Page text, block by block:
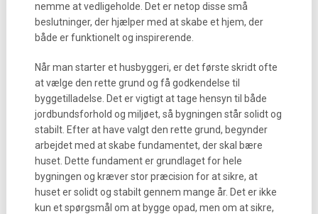
nemme at vedligeholde. Det er netop disse små
beslutninger, der hjælper med at skabe et hjem, der
både er funktionelt og inspirerende.
Når man starter et husbyggeri, er det første skridt ofte
at vælge den rette grund og få godkendelse til
byggetilladelse. Det er vigtigt at tage hensyn til både
jordbundsforhold og miljøet, så bygningen står solidt og
stabilt. Efter at have valgt den rette grund, begynder
arbejdet med at skabe fundamentet, der skal bære
huset. Dette fundament er grundlaget for hele
bygningen og kræver stor præcision for at sikre, at
huset er solidt og stabilt gennem mange år. Det er ikke
kun et spørgsmål om at bygge opad, men om at sikre,